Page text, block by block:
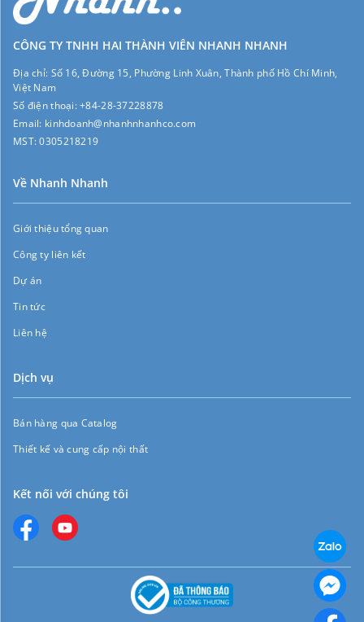
CÔNG TY TNHH HAI THÀNH VIÊN NHANH NHANH
Địa chỉ: Số 16, Đường 15, Phường Linh Xuân, Thành phố Hồ Chí Minh,
Việt Nam
Số điện thoại:+84-28-37228878
Email: kinhdoanh@nhanhnhanhco.com
MST:0305218219
Về Nhanh Nhanh
Giới thiệu tổng quan
Công ty liên kết
Dự án
Tin tức
Liên hệ
Dịch vụ
Bán hàng qua Catalog
Thiết kế và cung cấp nội thất
Kết nối với chúng tôi